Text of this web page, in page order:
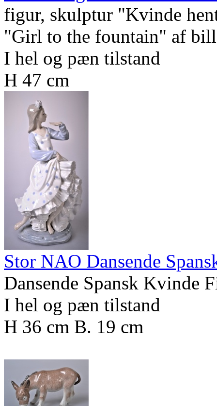
figur, skulptur "Kvinde
"Girl to the fountain" af
I hel og pæn tilstand
H 47 cm
Stor NAO Dansende
Dansende Spansk Kvinde
I hel og pæn tilstand
H 36 cm B. 19 cm